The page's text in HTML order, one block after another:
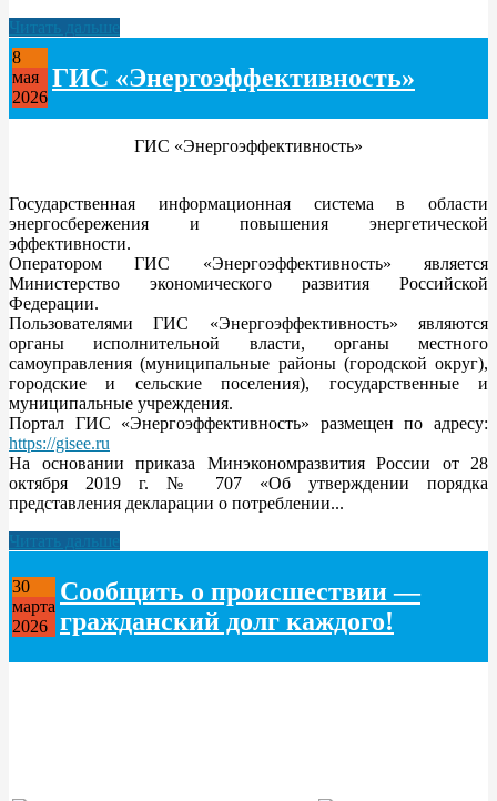
Читать дальше
8
мая
2026
ГИС «Энергоэффективность»
ГИС «Энергоэффективность»
Государственная информационная система в области
энергосбережения и повышения энергетической
эффективности.
Оператором ГИС «Энергоэффективность» является
Министерство экономического развития Российской
Федерации.
Пользователями ГИС «Энергоэффективность» являются
органы исполнительной власти, органы местного
самоуправления (муниципальные районы (городской округ),
городские и сельские поселения), государственные и
муниципальные учреждения.
Портал ГИС «Энергоэффективность» размещен по адресу:
https://gisee.ru
На основании приказа Минэкономразвития России от 28
октября 2019 г. № 707 «Об утверждении порядка
представления декларации о потреблении...
Читать дальше
30
марта
2026
Сообщить о происшествии —
гражданский долг каждого!